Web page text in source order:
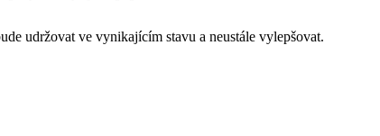
udržovat ve vynikajícím stavu a neustále vylepšovat.